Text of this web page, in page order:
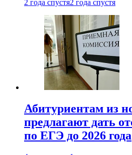
2 года спустя2 года спустя
Абитуриентам из
предлагают дать
по ЕГЭ до 2026 года